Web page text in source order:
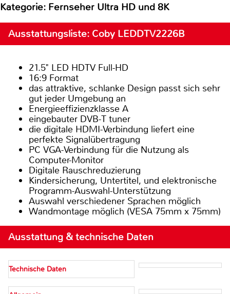
Kategorie: Fernseher Ultra HD und 8K
Ausstattungsliste: Coby LEDDTV2226B
21.5" LED HDTV Full-HD
16:9 Format
das attraktive, schlanke Design passt sich sehr
gut jeder Umgebung an
Energieeffizienzklasse A
eingebauter DVB-T tuner
die digitale HDMI-Verbindung liefert eine
perfekte Signalübertragung
PC VGA-Verbindung für die Nutzung als
Computer-Monitor
Digitale Rauschreduzierung
Kindersicherung, Untertitel, und elektronische
Programm-Auswahl-Unterstützung
Auswahl verschiedener Sprachen möglich
Wandmontage möglich (VESA 75mm x 75mm)
Ausstattung & technische Daten
Technische Daten